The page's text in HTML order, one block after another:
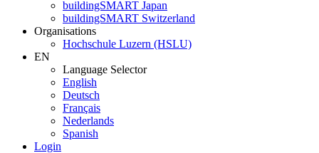
buildingSMART Japan
buildingSMART Switzerland
Organisations
Hochschule Luzern (HSLU)
EN
Language Selector
English
Deutsch
Français
Nederlands
Spanish
Login